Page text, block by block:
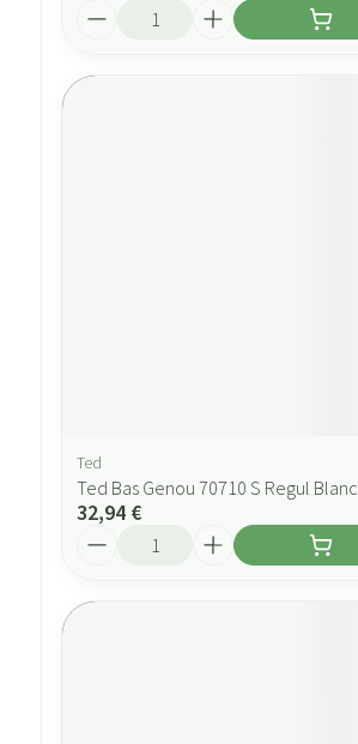
Ted
Ted Bas Genou 70710 S Regul Blanc
32,94 €